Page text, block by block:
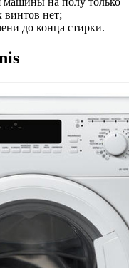
винтов нет;
до конца стирки.